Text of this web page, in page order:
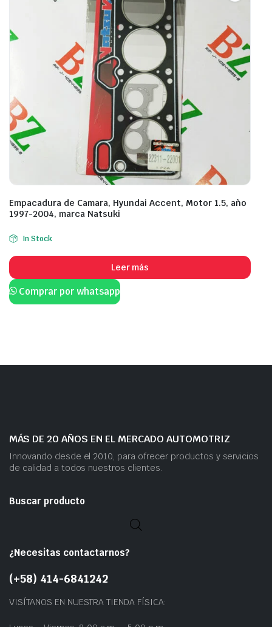
Empacadura de Camara, Hyundai Accent, Motor 1.5, año
1997-2004, marca Natsuki
In Stock
Leer más
Comprar por whatsapp
MÁS DE 20 AÑOS EN EL MERCADO AUTOMOTRIZ
Innovando desde el 2010, para ofrecer productos y servicios
de calidad a todos nuestros clientes.
Buscar producto
¿Necesitas contactarnos?
(+58) 414-6841242
VISÍTANOS EN NUESTRA TIENDA FÍSICA: